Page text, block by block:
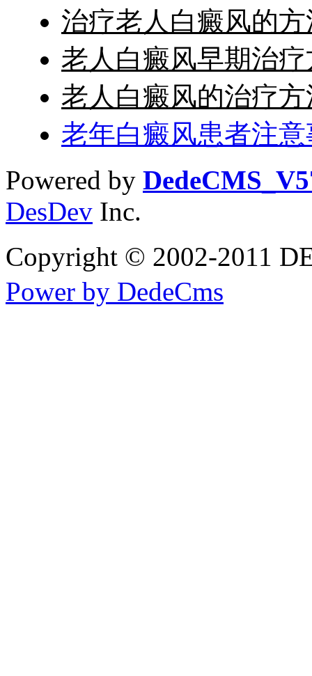
治疗老人白癜风的方
老人白癜风早期治
老人白癜风的治疗方
老年白癜风患者注
Powered by
DesDev Inc.
Copyright © 2002-2011
Power by DedeCms